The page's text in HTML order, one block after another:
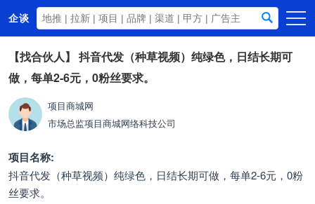
企谈
首页
商务资源
资讯动态
关于我们
【找合伙人】 抖音代发（种草视频）纯绿色，日结长期可
做，每单2-6元，0粉丝要求。
项目商城网
市场总监项目商城网络科技公司
项目名称:
抖音代发（种草视频）纯绿色，日结长期可做，每单2-6元，0粉
丝要求。